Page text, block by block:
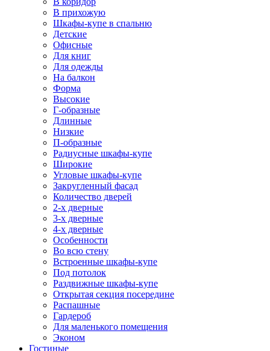
В прихожую
Шкафы-купе в спальню
Детские
Офисные
Для книг
Для одежды
На балкон
Форма
Высокие
Г-образные
Длинные
Низкие
П-образные
Радиусные шкафы-купе
Широкие
Угловые шкафы-купе
Закругленный фасад
Количество дверей
2-х дверные
3-х дверные
4-х дверные
Особенности
Во всю стену
Встроенные шкафы-купе
Под потолок
Раздвижные шкафы-купе
Открытая секция посередине
Распашные
Гардероб
Для маленького помещения
Эконом
Гостиные